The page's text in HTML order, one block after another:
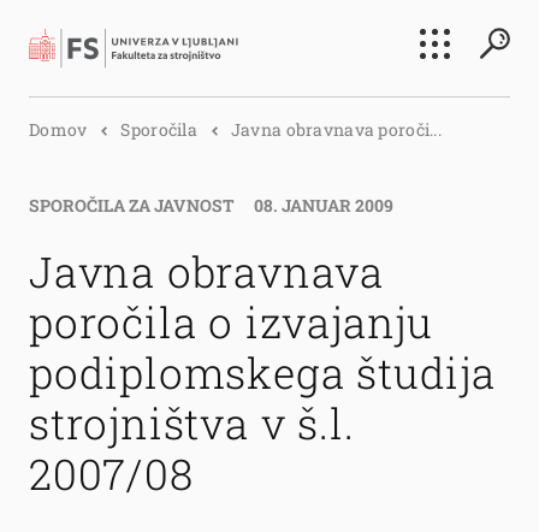
Išči
Domov Sporočila Javna obravnava poroči...
SPOROČILA ZA JAVNOST 08. JANUAR 2009
Javna obravnava
poročila o izvajanju
podiplomskega študija
strojništva v š.l.
2007/08